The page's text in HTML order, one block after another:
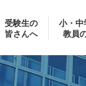
受験生の
皆さんへ
小・中
教員